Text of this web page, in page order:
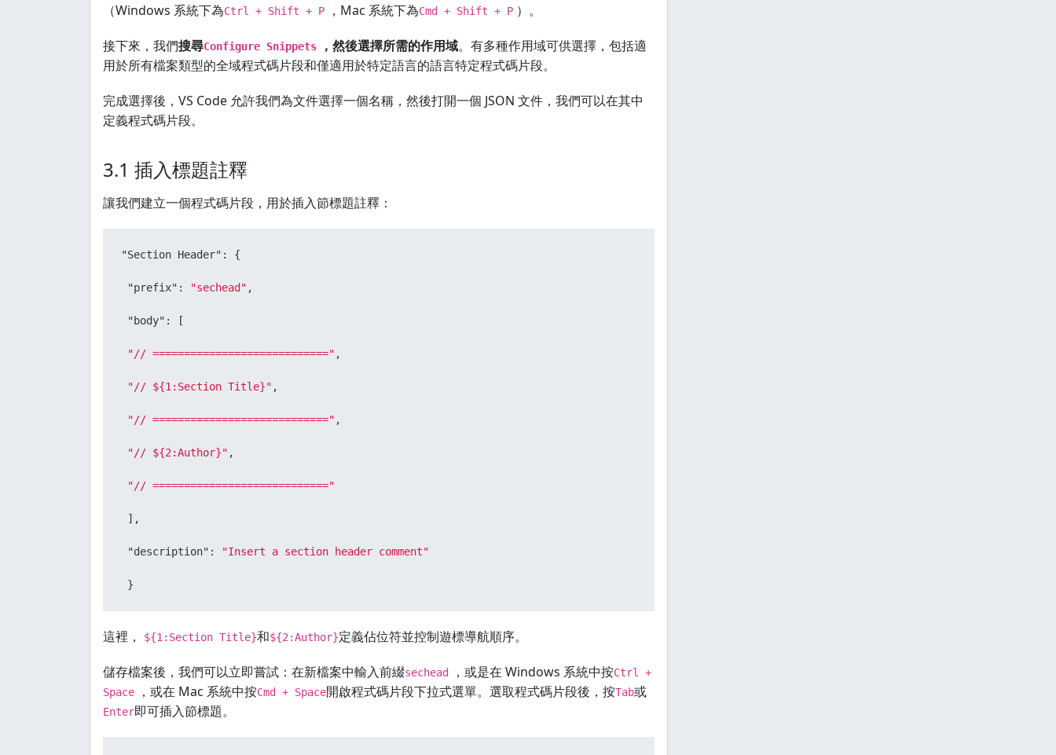
（Windows 系統下為Ctrl + Shift + P ，Mac 系統下為Cmd + Shift + P ）。
接下來，我們搜尋Configure Snippets ，然後選擇所需的作用域。有多種作用域可供選擇，包括適
用於所有檔案類型的全域程式碼片段和僅適用於特定語言的語言特定程式碼片段。
完成選擇後，VS Code 允許我們為文件選擇一個名稱，然後打開一個 JSON 文件，我們可以在其中
定義程式碼片段。
3.1 插入標題註釋
讓我們建立一個程式碼片段，用於插入節標題註釋：
"Section Header" : {
"prefix" : "sechead" ,
"body" : [
"// ============================" ,
"// ${1:Section Title}" ,
"// ============================" ,
"// ${2:Author}" ,
"// ============================"
] ,
"description" : "Insert a section header comment"
}
這裡， ${1:Section Title}和${2:Author}定義佔位符並控制遊標導航順序。
儲存檔案後，我們可以立即嘗試：在新檔案中輸入前綴sechead ，或是在 Windows 系統中按Ctrl +
Space
，或在 Mac 系統中按Cmd + Space開啟程式碼片段下拉式選單。選取程式碼片段後，按Tab或
Enter即可插入節標題。